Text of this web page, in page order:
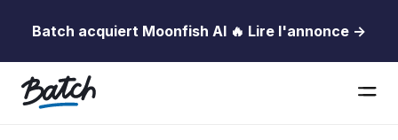
Batch acquiert Moonfish AI 🔥 Lire l'annonce →